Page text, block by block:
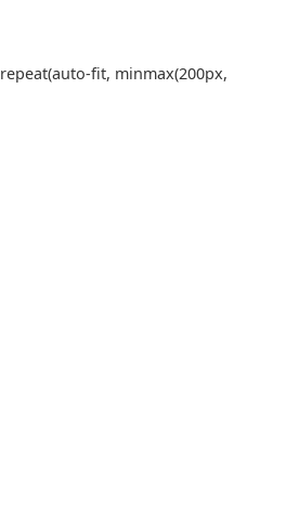
repeat(auto-fit, minmax(200px,